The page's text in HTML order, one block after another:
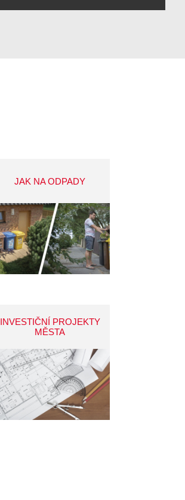
JAK NA ODPADY
INVESTIČNÍ PROJEKTY
MĚSTA